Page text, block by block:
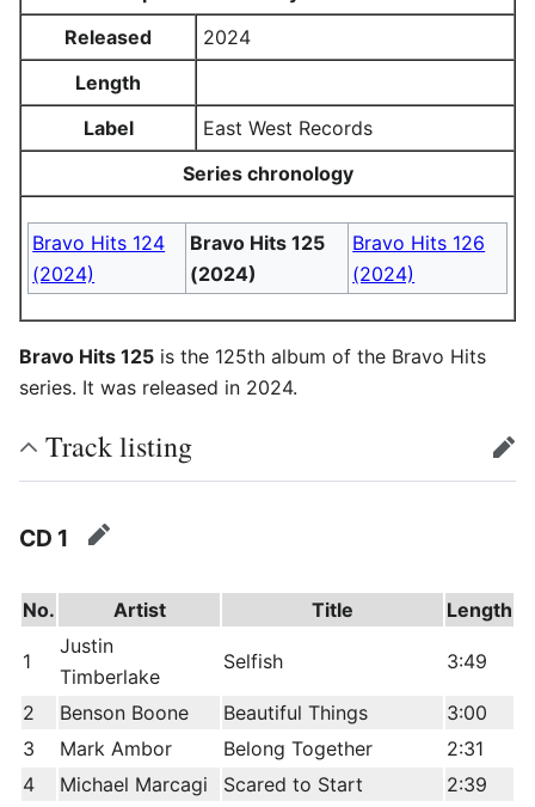
Released
2024
Length
Label
East West Records
Series chronology
Bravo Hits 124
(2024)
Bravo Hits 125
(2024)
Bravo Hits 126
(2024)
Bravo Hits 125 is the 125th album of the Bravo Hits
series. It was released in 2024.
Track listing edit
CD 1 edit
No. Artist Title Length
1
Justin
Timberlake
Selfish 3:49
2 Benson Boone Beautiful Things
3:00
3
Mark Ambor Belong Together
2:31
4
Michael Marcagi Scared to Start 2:39